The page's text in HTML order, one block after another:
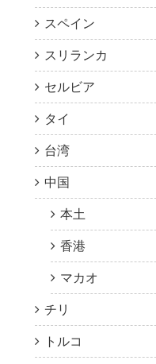
スペイン
スリランカ
セルビア
タイ
台湾
中国
本土
香港
マカオ
チリ
トルコ